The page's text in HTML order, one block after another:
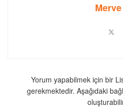
Yorum yapabilmek için bir
gerekmektedir. Aşağıdaki